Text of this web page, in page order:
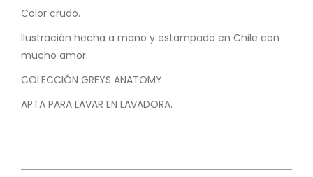
Color crudo.
Ilustración hecha a mano y estampada en Chile con
mucho amor.
COLECCIÓN GREYS ANATOMY
APTA PARA LAVAR EN LAVADORA.